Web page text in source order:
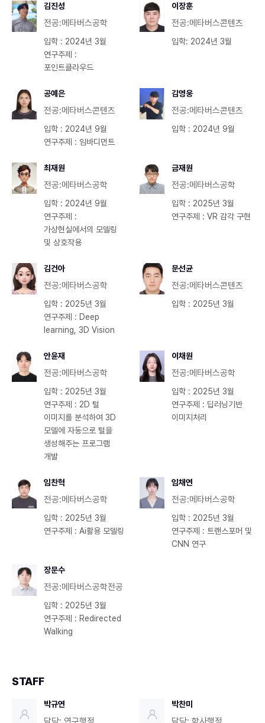
김진성
전공:메타버스공학
입학 : 2024년 3월
연구주제 :
포인트클라우드
이장훈
전공:메타버스콘텐츠
입학: 2024년 3월
공예은
전공:메타버스콘텐츠
입학 : 2024년 9월
연구주제 : 임바디먼트
김영웅
전공:메타버스콘텐츠
입학 : 2024년 9월
최재원
전공:메타버스공학
입학 : 2024년 9월
연구주제 :
가상현실에서의 모델링
및 상호작용
금재원
전공:메타버스공학
입학 : 2025년 3월
연구주제 : VR 감각 구현
김건아
전공:메타버스공학
입학 : 2025년 3월
연구주제 : Deep
learning, 3D Vision
문선균
전공:메타버스콘텐츠
입학 : 2025년 3월
안윤재
전공:메타버스공학
입학 : 2025년 3월
연구주제 : 2D 털
이미지를 분석하여 3D
모델에 자동으로 털을
생성해주는 프로그램
개발
이채원
전공:메타버스공학
입학 : 2025년 3월
연구주제 : 딥러닝기반
이미지처리
임찬혁
전공:메타버스공학
입학 : 2025년 3월
연구주제 : Ai활용 모델링
임채연
전공:메타버스공학
입학 : 2025년 3월
연구주제 : 트랜스포머 및
CNN 연구
장문수
전공:메타버스공학전공
입학 : 2025년 3월
연구주제 : Redirected
Walking
STAFF
박규연 박찬미